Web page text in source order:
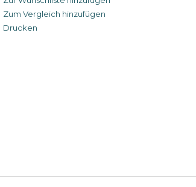
Zum Vergleich hinzufügen
Drucken